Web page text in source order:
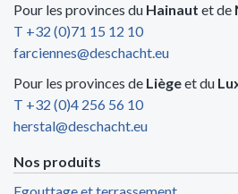
Pour les provinces du Hainaut et de
T +32 (0)71 15 12 10
farciennes@deschacht.eu
Pour les provinces de Liègeet du
T +32 (0)4 256 56 10
herstal@deschacht.eu
Nos produits